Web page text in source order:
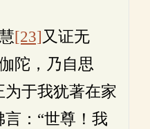
[23]又证无
陀，乃自思
于我犹著在家
：“世尊！我